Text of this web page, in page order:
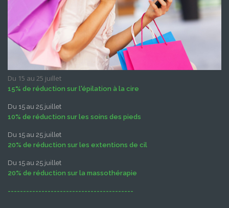
Du 15 au 25 juillet
15% de réduction sur l'épilation à la cire
Du 15 au 25 juillet
10% de réduction sur les soins des pieds
Du 15 au 25 juillet
20% de réduction sur les extentions de cil
Du 15 au 25 juillet
20% de réduction sur la massothérapie
-----------------------------------------